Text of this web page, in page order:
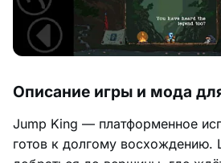
Описание игры и мода
Jump King — платформенное
готов к долгому восхождению.